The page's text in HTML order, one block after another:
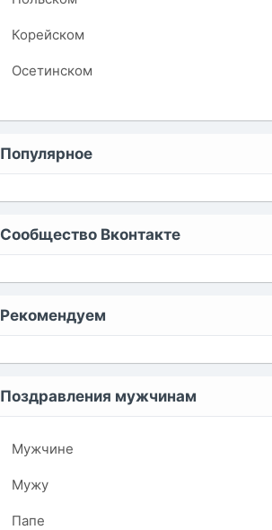
Корейском
Осетинском
Популярное
Сообщество Вконтакте
Рекомендуем
Поздравления мужчинам
Мужчине
Мужу
Папе